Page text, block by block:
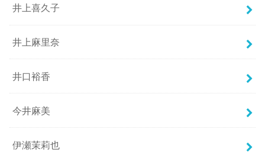
井上喜久子
井上麻里奈
井口裕香
今井麻美
伊瀬茉莉也